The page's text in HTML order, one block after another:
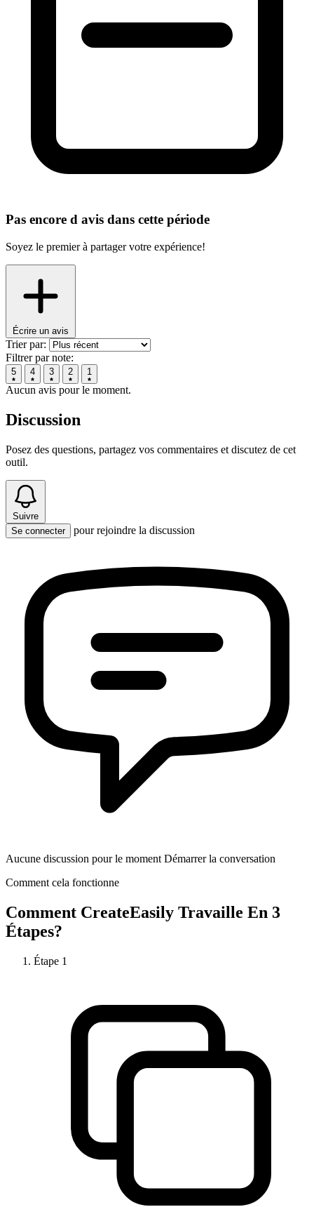
Pas encore d avis dans cette période
Soyez le premier à partager votre expérience!
Écrire un avis
Trier par:
Filtrer par note:
5 4 3 2 1
Aucun avis pour le moment.
Discussion
Posez des questions, partagez vos commentaires et discutez de cet
outil.
Suivre
Se connecter
pour rejoindre la discussion
Aucune discussion pour le moment Démarrer la conversation
Comment cela fonctionne
Comment CreateEasily Travaille En 3
Étapes?
Étape 1